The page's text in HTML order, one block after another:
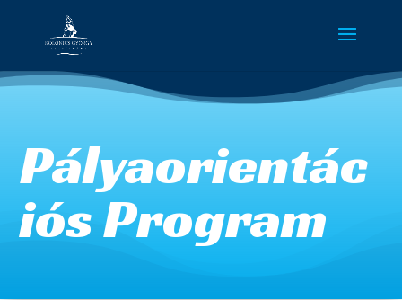
Pályaorientác
iós Program